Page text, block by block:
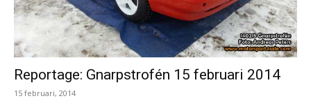
Reportage: Gnarpstrofén 15 februari 2014
15 februari, 2014